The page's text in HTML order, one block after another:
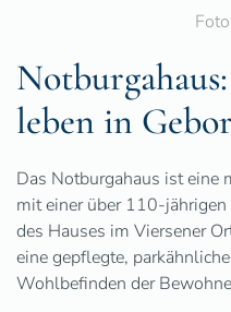
leben in
Das Notburgahaus ist eine
mit einer über 110-
des Hauses im Viersener
eine gepflegte,
Wohlbefinden der